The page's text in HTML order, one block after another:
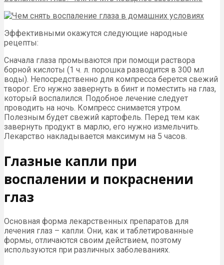
Эффективными окажутся следующие народные
рецепты:
Сначала глаза промываются при помощи раствора
борной кислоты (1 ч. л. порошка разводится в 300 мл
воды). Непосредственно для компресса берется свежий
творог. Его нужно завернуть в бинт и поместить на глаз,
который воспалился. Подобное лечение следует
проводить на ночь. Компресс снимается утром.
Полезным будет свежий картофель. Перед тем как
завернуть продукт в марлю, его нужно измельчить.
Лекарство накладывается максимум на 5 часов.
Глазные капли при
воспалении и покраснении
глаз
Основная форма лекарственных препаратов для
лечения глаз – капли. Они, как и таблетированные
формы, отличаются своим действием, поэтому
используются при различных заболеваниях.